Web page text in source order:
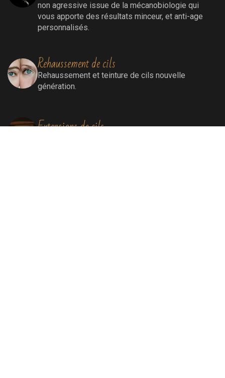
non agressive issue de la mécanobiologie qui
vous apporte des résultats minceur, et anti-age
personnalisés.
Rehaussement de cils
Rehaussement et teinture de cils nouvelle
génération.
Extensions de cils